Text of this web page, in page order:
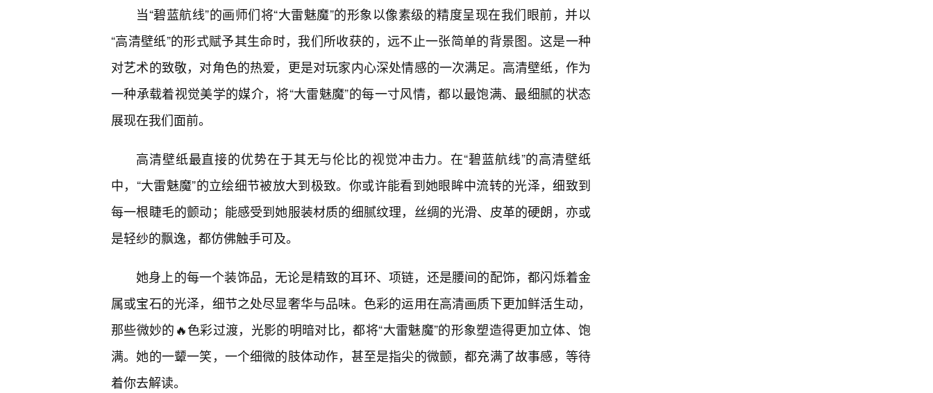
当“碧蓝航线”的画师们将“大雷魅魔”的形象以像素级的精度呈现在我们眼前，并以
“高清壁纸”的形式赋予其生命时，我们所收获的，远不止一张简单的背景图。这是一种
对艺术的致敬，对角色的热爱，更是对玩家内心深处情感的一次满足。高清壁纸，作为
一种承载着视觉美学的媒介，将“大雷魅魔”的每一寸风情，都以最饱满、最细腻的状态
展现在我们面前。
高清壁纸最直接的优势在于其无与伦比的视觉冲击力。在“碧蓝航线”的高清壁纸
中，“大雷魅魔”的立绘细节被放大到极致。你或许能看到她眼眸中流转的光泽，细致到
每一根睫毛的颤动；能感受到她服装材质的细腻纹理，丝绸的光滑、皮革的硬朗，亦或
是轻纱的飘逸，都仿佛触手可及。
她身上的每一个装饰品，无论是精致的耳环、项链，还是腰间的配饰，都闪烁着金
属或宝石的光泽，细节之处尽显奢华与品味。色彩的运用在高清画质下更加鲜活生动，
那些微妙的🔥色彩过渡，光影的明暗对比，都将“大雷魅魔”的形象塑造得更加立体、饱
满。她的一颦一笑，一个细微的肢体动作，甚至是指尖的微颤，都充满了故事感，等待
着你去解读。